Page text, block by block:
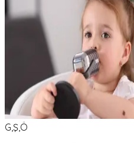
G,Ş,Ö